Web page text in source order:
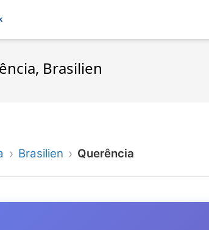
Brasilien
Brasilien Querência